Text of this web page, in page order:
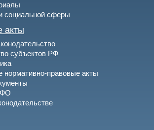
социальной сферы
акты
субъектов РФ
правовые акты